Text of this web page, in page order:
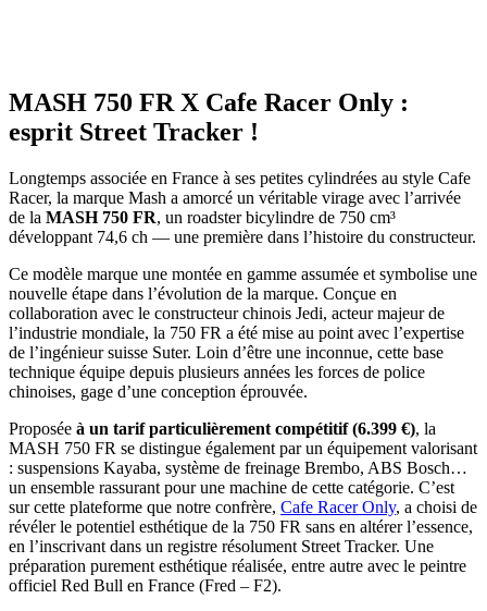
MASH 750 FR X Cafe Racer Only :
esprit Street Tracker !
Longtemps associée en France à ses petites cylindrées au style Cafe
Racer, la marque Mash a amorcé un véritable virage avec l’arrivée
de la MASH 750 FR, un roadster bicylindre de 750 cm³
développant 74,6 ch — une première dans l’histoire du constructeur.
Ce modèle marque une montée en gamme assumée et symbolise une
nouvelle étape dans l’évolution de la marque. Conçue en
collaboration avec le constructeur chinois Jedi, acteur majeur de
l’industrie mondiale, la 750 FR a été mise au point avec l’expertise
de l’ingénieur suisse Suter. Loin d’être une inconnue, cette base
technique équipe depuis plusieurs années les forces de police
chinoises, gage d’une conception éprouvée.
Proposée à un tarif particulièrement compétitif (6.399 €), la
MASH 750 FR se distingue également par un équipement valorisant
: suspensions Kayaba, système de freinage Brembo, ABS Bosch…
un ensemble rassurant pour une machine de cette catégorie. C’est
sur cette plateforme que notre confrère, Cafe Racer Only, a choisi de
révéler le potentiel esthétique de la 750 FR sans en altérer l’essence,
en l’inscrivant dans un registre résolument Street Tracker. Une
préparation purement esthétique réalisée, entre autre avec le peintre
officiel Red Bull en France (Fred – F2).